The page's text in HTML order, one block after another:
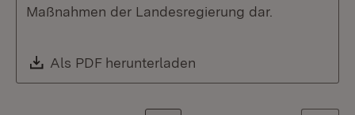
Maßnahmen der Landesregierung dar.
Download:
Als PDF herunterladen